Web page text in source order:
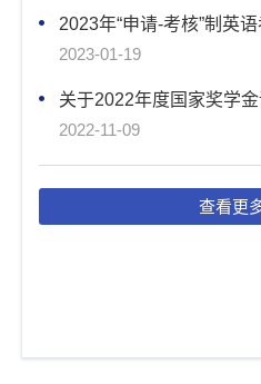
2023年“申请-考核”制英
2023-01-19
关于2022年度国家奖学
2022-11-09
查看更